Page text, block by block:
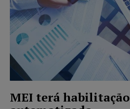
MEI terá habilitação